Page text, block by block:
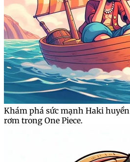
Khám phá sức mạnh Haki
rơm trong One Piece.